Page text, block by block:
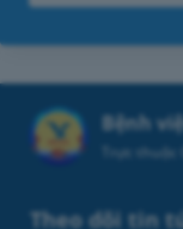
Bệnh
Trực
Theo dõi tin